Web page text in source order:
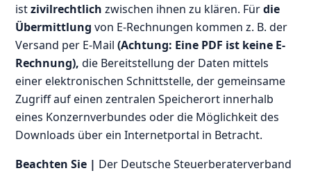
istzivilrechtlichzwischen ihnen zu klären. Fürdie
Übermittlung von E-Rechnungen kommen z. B. der
Versand per E-Mail(Achtung: Eine PDF ist keine E-
Rechnung), die Bereitstellung der Daten mittels
einer elektronischen Schnittstelle, der gemeinsame
Zugriff auf einen zentralen Speicherort innerhalb
eines Konzernverbundes oder die Möglichkeit des
Downloads über ein Internetportal in Betracht.
Beachten Sie | Der Deutsche Steuerberaterverband